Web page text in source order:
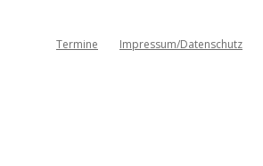
Termine Impressum/Datenschutz